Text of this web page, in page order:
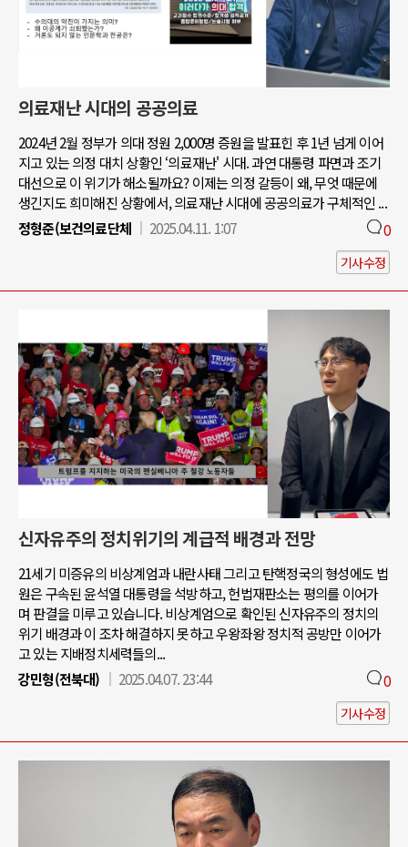
의료재난 시대의 공공의료
2024년 2월 정부가 의대 정원 2,000명 증원을 발표힌 후 1년 넘게 이어
지고 있는 의정 대치 상황인 ‘의료재난' 시대. 과연 대통령 파면과 조기
대선으로 이 위기가 해소될까요? 이제는 의정 갈등이 왜, 무엇 때문에
생긴지도 희미해진 상황에서, 의료재난 시대에 공공의료가 구체적인 ...
정형준(보건의료단체
2025.04.11. 1:07 0
기사수정
신자유주의 정치위기의 계급적 배경과 전망
21세기 미증유의 비상계엄과 내란사태 그리고 탄핵정국의 형성에도 법
원은 구속된 윤석열 대통령을 석방하고, 헌법재판소는 평의를 이어가
며 판결을 미루고 있습니다. 비상계엄으로 확인된 신자유주의 정치의
위기 배경과 이 조차 해결하지 못하고 우왕좌왕 정치적 공방만 이어가
고 있는 지배정치세력들의...
강민형(전북대)
2025.04.07. 23:44 0
기사수정